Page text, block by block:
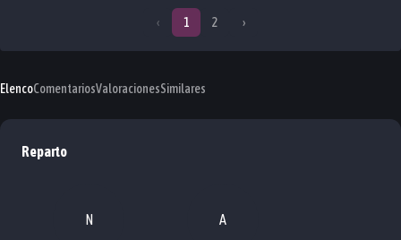
‹ 1 2 ›
ElencoComentariosValoracionesSimilares
Reparto
N A